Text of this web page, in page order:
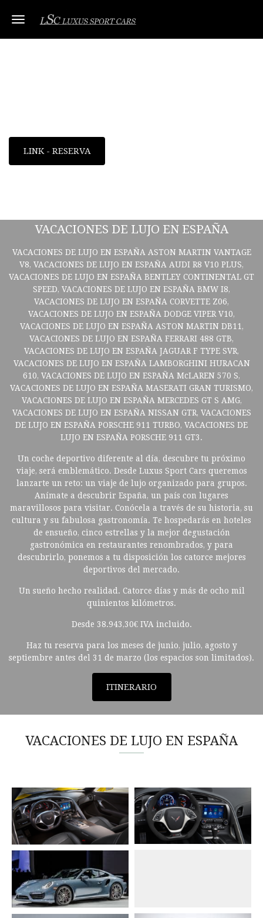
Toggle navigation
LINK - RESERVA
VACACIONES DE LUJO EN ESPAÑA
VACACIONES DE LUJO EN ESPAÑA ASTON MARTIN VANTAGE
V8, VACACIONES DE LUJO EN ESPAÑA AUDI R8 V10 PLUS,
VACACIONES DE LUJO EN ESPAÑA BENTLEY CONTINENTAL GT
SPEED, VACACIONES DE LUJO EN ESPAÑA BMW I8,
VACACIONES DE LUJO EN ESPAÑA CORVETTE Z06,
VACACIONES DE LUJO EN ESPAÑA DODGE VIPER V10,
VACACIONES DE LUJO EN ESPAÑA ASTON MARTIN DB11,
VACACIONES DE LUJO EN ESPAÑA FERRARI 488 GTB,
VACACIONES DE LUJO EN ESPAÑA JAGUAR F TYPE SVR,
VACACIONES DE LUJO EN ESPAÑA LAMBORGHINI HURACAN
610, VACACIONES DE LUJO EN ESPAÑA McLAREN 570 S,
VACACIONES DE LUJO EN ESPAÑA MASERATI GRAN TURISMO,
VACACIONES DE LUJO EN ESPAÑA MERCEDES GT S AMG,
VACACIONES DE LUJO EN ESPAÑA NISSAN GTR, VACACIONES
DE LUJO EN ESPAÑA PORSCHE 911 TURBO, VACACIONES DE
LUJO EN ESPAÑA PORSCHE 911 GT3.
Un coche deportivo diferente al día, descubre tu próximo
viaje, será emblemático. Desde Luxus Sport Cars queremos
lanzarte un reto: un viaje de lujo organizado para grupos.
Anímate a descubrir España, un país con lugares
maravillosos para visitar. Conócela a través de su historia, su
cultura y su fabulosa gastronomía. Te hospedarás en hoteles
de ensueño, cinco estrellas y la mejor degustación
gastronómica en restaurantes renombrados, y para
descubrirlo, ponemos a tu disposición los catorce mejores
deportivos del mercado.
Un sueño hecho realidad. Catorce días y más de ocho mil
quinientos kilómetros.
Desde 38.943,30€ IVA incluido.
Haz tu reserva para los meses de junio, julio, agosto y
septiembre antes del 31 de marzo (los espacios son limitados).
ITINERARIO
VACACIONES DE LUJO EN ESPAÑA